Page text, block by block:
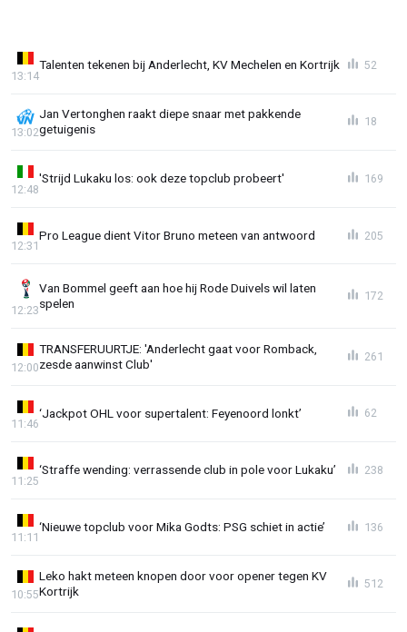
Talenten tekenen bij Anderlecht, KV Mechelen en Kortrijk
13:14
52
Jan Vertonghen raakt diepe snaar met pakkende
getuigenis
13:02
18
'Strijd Lukaku los: ook deze topclub probeert'
12:48
169
Pro League dient Vitor Bruno meteen van antwoord
12:31
205
Van Bommel geeft aan hoe hij Rode Duivels wil laten
spelen
12:23
172
TRANSFERUURTJE: 'Anderlecht gaat voor Romback,
zesde aanwinst Club'
12:00
261
‘Jackpot OHL voor supertalent: Feyenoord lonkt’
11:46
62
‘Straffe wending: verrassende club in pole voor Lukaku’
11:25
238
‘Nieuwe topclub voor Mika Godts: PSG schiet in actie’
11:11
136
Leko hakt meteen knopen door voor opener tegen KV
Kortrijk
10:55
512